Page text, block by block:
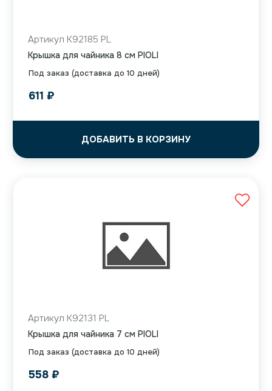
Под заказ (доставка до 10 дней)
Артикул K92185 PL
Крышка для чайника 8 см PIOLI
611 ₽
ДОБАВИТЬ В КОРЗИНУ
Под заказ (доставка до 10 дней)
Артикул K92131 PL
Крышка для чайника 7 см PIOLI
558 ₽